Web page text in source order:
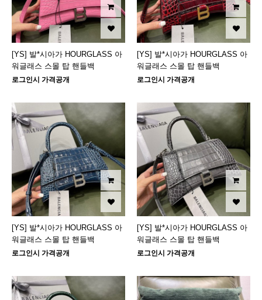
[YS] 발*시아가 HOURGLASS 아
워글래스 스몰 탑 핸들백
로그인시 가격공개
[YS] 발*시아가 HOURGLASS 아
워글래스 스몰 탑 핸들백
로그인시 가격공개
[YS] 발*시아가 HOURGLASS 아
워글래스 스몰 탑 핸들백
로그인시 가격공개
[YS] 발*시아가 HOURGLASS 아
워글래스 스몰 탑 핸들백
로그인시 가격공개